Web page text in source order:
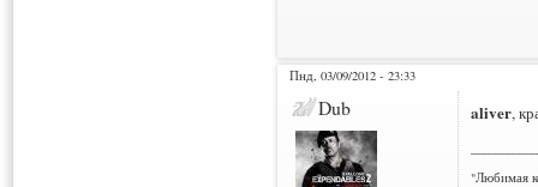
Пнд, 03/09/2012 - 23:33
Dub aliver,
"Любимая